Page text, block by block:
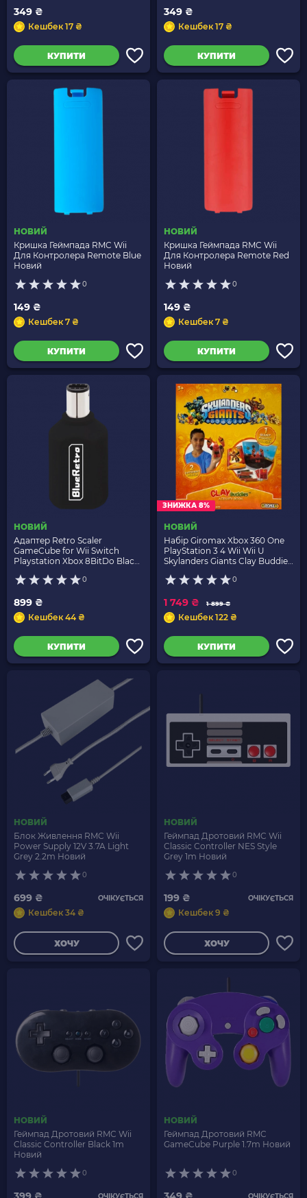
349 ₴
Кешбек 17 ₴
КУПИТИ
349 ₴
Кешбек 17 ₴
КУПИТИ
НОВИЙ
Кришка Геймпада RMC Wii
Для Контролера Remote Blue
Новий
0
149 ₴
Кешбек 7 ₴
КУПИТИ
НОВИЙ
Кришка Геймпада RMC Wii
Для Контролера Remote Red
Новий
0
149 ₴
Кешбек 7 ₴
КУПИТИ
НОВИЙ
Адаптер Retro Scaler
GameCube for Wii Switch
Playstation Xbox 8BitDo Black
0
899 ₴
Кешбек 44 ₴
КУПИТИ
ЗНИЖКА 8%
НОВИЙ
Набір Giromax Xbox 360 One
PlayStation 3 4 Wii Wii U
Skylanders Giants Clay Buddies
0
1 899 ₴
1 749 ₴
Кешбек 122 ₴
КУПИТИ
НОВИЙ
Блок Живлення RMC Wii
Power Supply 12V 3.7A Light
Grey 2.2m Новий
0
699 ₴ ОЧІКУЄТЬСЯ
Кешбек 34 ₴
ХОЧУ
НОВИЙ
Геймпад Дротовий RMC Wii
Classic Controller NES Style
Grey 1m Новий
0
199 ₴ ОЧІКУЄТЬСЯ
Кешбек 9 ₴
ХОЧУ
НОВИЙ
Геймпад Дротовий RMC Wii
Classic Controller Black 1m
Новий
0
НОВИЙ
Геймпад Дротовий RMC
GameCube Purple 1.7m Новий
0